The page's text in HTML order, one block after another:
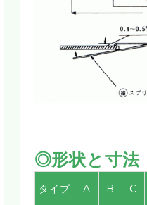
◎形状と寸法
タイプ A B C